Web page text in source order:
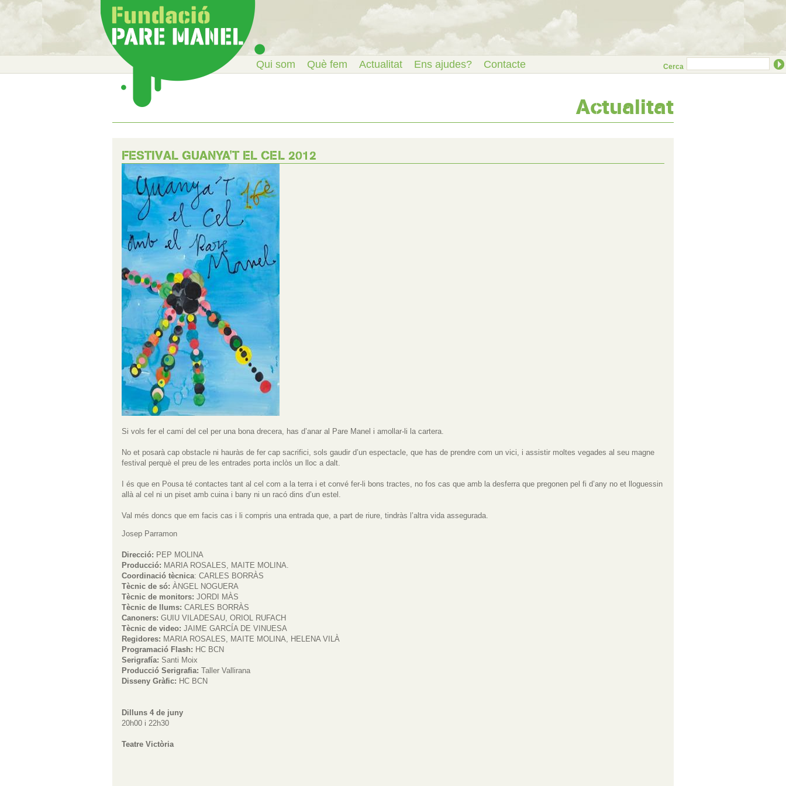
Qui som Què fem Actualitat Ens ajudes? Contacte
Actualitat
FESTIVAL GUANYA'T EL CEL 2012
Si vols fer el camí del cel per una bona drecera, has d’anar al Pare Manel i amollar-li la cartera.
No et posarà cap obstacle ni hauràs de fer cap sacrifici, sols gaudir d’un espectacle, que has de prendre com un vici, i assistir moltes vegades al seu magne
festival perquè el preu de les entrades porta inclòs un lloc a dalt.
I és que en Pousa té contactes tant al cel com a la terra i et convé fer-li bons tractes, no fos cas que amb la desferra que pregonen pel fi d’any no et lloguessin
allà al cel ni un piset amb cuina i bany ni un racó dins d’un estel.
Val més doncs que em facis cas i li compris una entrada que, a part de riure, tindràs l’altra vida assegurada.
Josep Parramon
Direcció: PEP MOLINA
Producció: MARIA ROSALES, MAITE MOLINA.
Coordinació tècnica: CARLES BORRÀS
Tècnic de só: ÀNGEL NOGUERA
Tècnic de monitors: JORDI MÀS
Tècnic de llums: CARLES BORRÀS
Canoners: GUIU VILADESAU, ORIOL RUFACH
Tècnic de video: JAIME GARCÍA DE VINUESA
Regidores: MARIA ROSALES, MAITE MOLINA, HELENA VILÀ
Programació Flash: HC BCN
Serigrafía: Santi Moix
Producció Serigrafia: Taller Vallirana
Disseny Gràfic: HC BCN
Dilluns 4 de juny
20h00 i 22h30
Teatre Victòria
Cerca